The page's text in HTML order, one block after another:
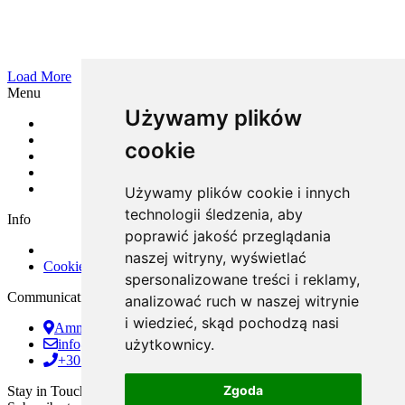
Używamy plików
cookie
Używamy plików cookie i innych
technologii śledzenia, aby
poprawić jakość przeglądania
naszej witryny, wyświetlać
spersonalizowane treści i reklamy,
analizować ruch w naszej witrynie
i wiedzieć, skąd pochodzą nasi
użytkownicy.
Zgoda
Load More
Menu
Info
Cookies preferences
Communication
Ammochostou 12, Rodos, 851 00
info@amazingweddingsrhodes.com
+30 694 143 6438
Stay in Touch